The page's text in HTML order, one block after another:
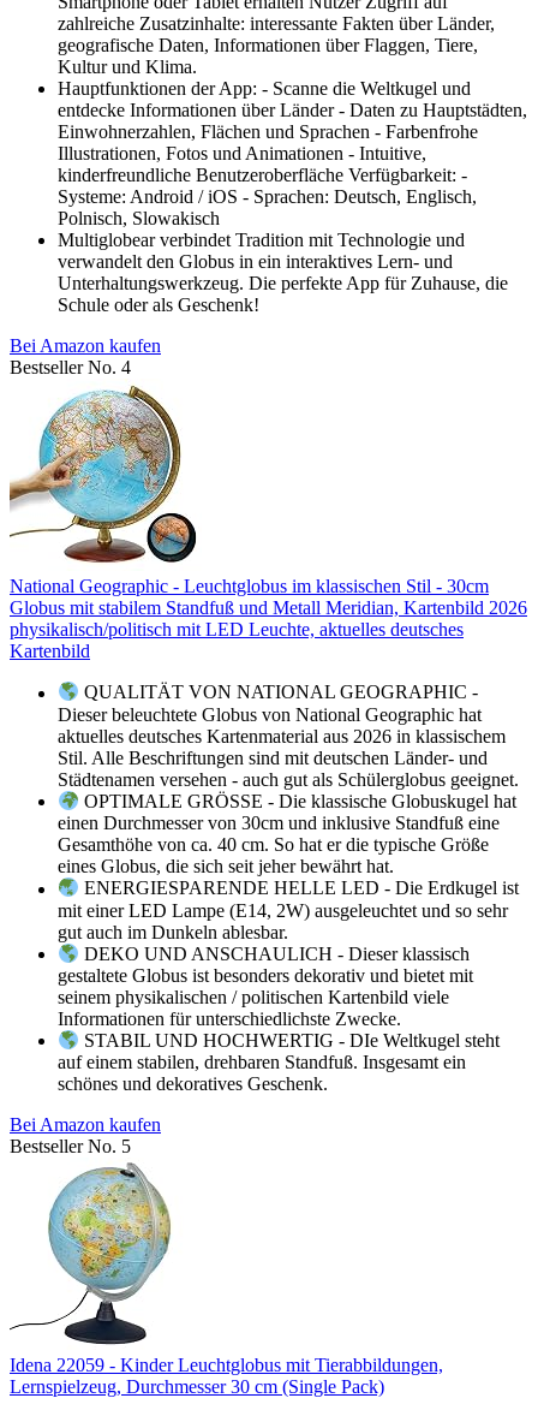
zahlreiche Zusatzinhalte: interessante Fakten über Länder,
geografische Daten, Informationen über Flaggen, Tiere,
Kultur und Klima.
Hauptfunktionen der App: - Scanne die Weltkugel und
entdecke Informationen über Länder - Daten zu Hauptstädten,
Einwohnerzahlen, Flächen und Sprachen - Farbenfrohe
Illustrationen, Fotos und Animationen - Intuitive,
kinderfreundliche Benutzeroberfläche Verfügbarkeit: -
Systeme: Android / iOS - Sprachen: Deutsch, Englisch,
Polnisch, Slowakisch
Multiglobear verbindet Tradition mit Technologie und
verwandelt den Globus in ein interaktives Lern- und
Unterhaltungswerkzeug. Die perfekte App für Zuhause, die
Schule oder als Geschenk!
Bei Amazon kaufen
Bestseller No. 4
National Geographic - Leuchtglobus im klassischen Stil - 30cm
Globus mit stabilem Standfuß und Metall Meridian, Kartenbild 2026
physikalisch/politisch mit LED Leuchte, aktuelles deutsches
Kartenbild
QUALITÄT VON NATIONAL GEOGRAPHIC -
Dieser beleuchtete Globus von National Geographic hat
aktuelles deutsches Kartenmaterial aus 2026 in klassischem
Stil. Alle Beschriftungen sind mit deutschen Länder- und
Städtenamen versehen - auch gut als Schülerglobus geeignet.
OPTIMALE GRÖSSE - Die klassische Globuskugel hat
einen Durchmesser von 30cm und inklusive Standfuß eine
Gesamthöhe von ca. 40 cm. So hat er die typische Größe
eines Globus, die sich seit jeher bewährt hat.
ENERGIESPARENDE HELLE LED - Die Erdkugel ist
mit einer LED Lampe (E14, 2W) ausgeleuchtet und so sehr
gut auch im Dunkeln ablesbar.
DEKO UND ANSCHAULICH - Dieser klassisch
gestaltete Globus ist besonders dekorativ und bietet mit
seinem physikalischen / politischen Kartenbild viele
Informationen für unterschiedlichste Zwecke.
STABIL UND HOCHWERTIG - DIe Weltkugel steht
auf einem stabilen, drehbaren Standfuß. Insgesamt ein
schönes und dekoratives Geschenk.
Bei Amazon kaufen
Bestseller No. 5
Idena 22059 - Kinder Leuchtglobus mit Tierabbildungen,
Lernspielzeug, Durchmesser 30 cm (Single Pack)